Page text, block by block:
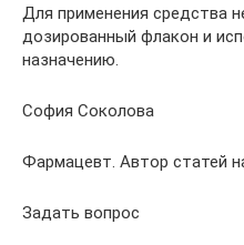
Для применения средства
дозированный флакон и
назначению.
София Соколова
Фармацевт. Автор статей
Задать вопрос